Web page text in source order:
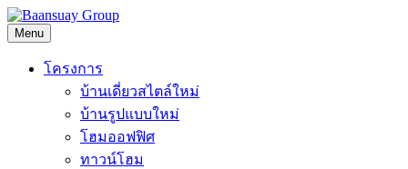
Skip
to
content
Menu
โครงการ
บ้านเดี่ยวสไตล์ใหม่
บ้านรูปแบบใหม่
โฮมออฟฟิศ
ทาวน์โฮม